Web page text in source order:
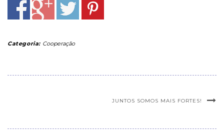
Categoria: Cooperação
JUNTOS SOMOS MAIS FORTES!